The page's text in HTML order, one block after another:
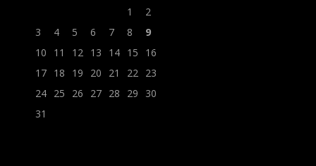
1
2
3
4 5 6 7 8
9
10
11 12 13 14 15
16
17 18 19 20 21 22 23
24 25 26 27 28 29
30
31